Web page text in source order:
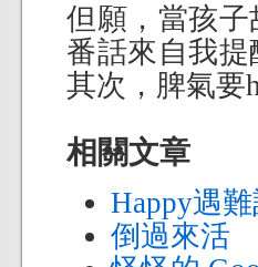
但願，當孩
番話來自我
其次，脾氣要
相關文章
Happy遇
倒過來活